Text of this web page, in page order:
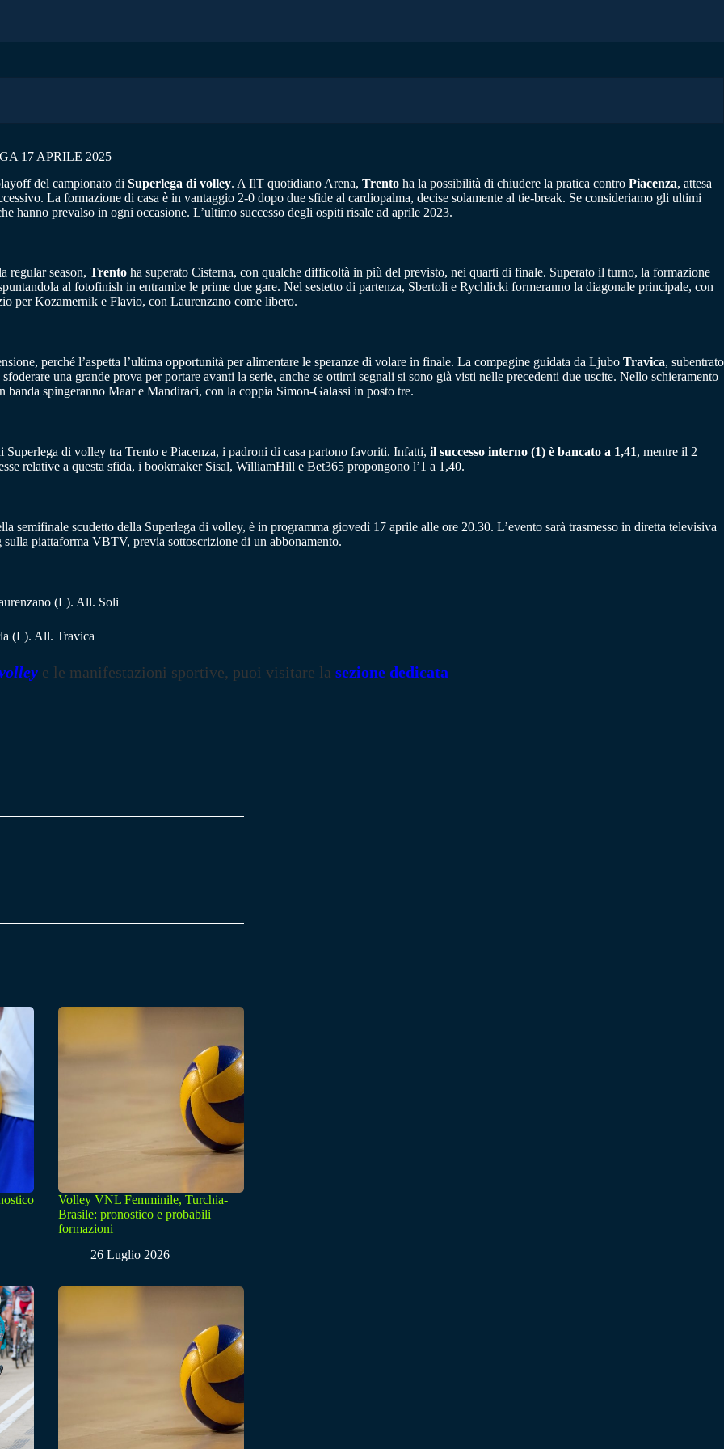
17 APRILE 2025
del campionato di Superlega di volley. A IlT quotidiano Arena, Trento ha la possibilità di chiudere la pratica contro Piacenza, attesa
La formazione di casa è in vantaggio 2-0 dopo due sfide al cardiopalma, decise solamente al tie-break. Se consideriamo gli ultimi
hanno prevalso in ogni occasione. L’ultimo successo degli ospiti risale ad aprile 2023.
regular season, Trento ha superato Cisterna, con qualche difficoltà in più del previsto, nei quarti di finale. Superato il turno, la formazione
al fotofinish in entrambe le prime due gare. Nel sestetto di partenza, Sbertoli e Rychlicki formeranno la diagonale principale, con
per Kozamernik e Flavio, con Laurenzano come libero.
perché l’aspetta l’ultima opportunità per alimentare le speranze di volare in finale. La compagine guidata da Ljubo Travica, subentrato
una grande prova per portare avanti la serie, anche se ottimi segnali si sono già visti nelle precedenti due uscite. Nello schieramento
spingeranno Maar e Mandiraci, con la coppia Simon-Galassi in posto tre.
Superlega di volley tra Trento e Piacenza, i padroni di casa partono favoriti. Infatti, il successo interno (1) è bancato a 1,41, mentre il 2
relative a questa sfida, i bookmaker Sisal, WilliamHill e Bet365 propongono l’1 a 1,40.
semifinale scudetto della Superlega di volley, è in programma giovedì 17 aprile alle ore 20.30. L’evento sarà trasmesso in diretta televisiva
piattaforma VBTV, previa sottoscrizione di un abbonamento.
(L). All. Soli
(L). All. Travica
e le manifestazioni sportive, puoi visitare la sezione dedicata
Volley VNL Femminile, Turchia-
Brasile: pronostico e probabili
formazioni
26 Luglio 2026